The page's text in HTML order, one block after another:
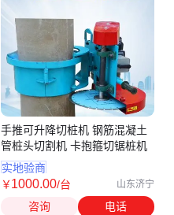
手推可升降切桩机 钢筋混凝土
管桩头切割机 卡抱箍切锯桩机
实地验商
￥1000.00/台 山东济宁
咨询 电话